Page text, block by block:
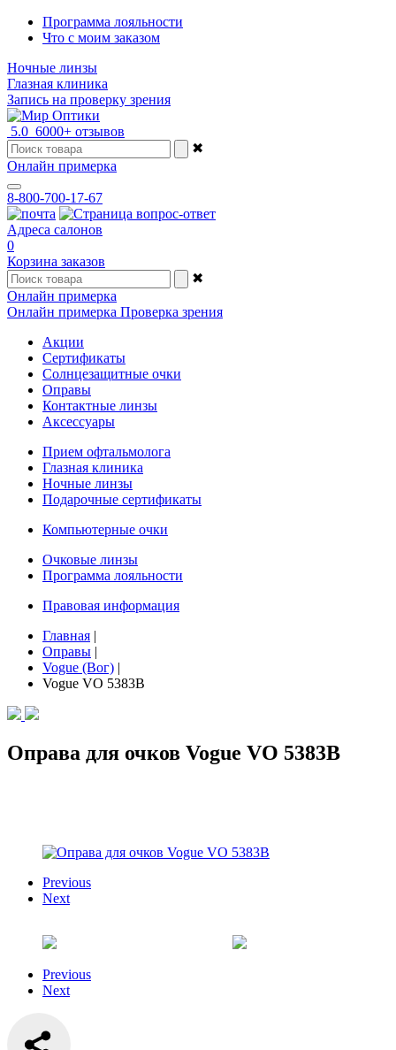
Программа лояльности
Что с моим заказом
Ночные линзы
Глазная клиника
Запись на проверку зрения
5.0 6000+ отзывов
✖
Онлайн примерка
8-800-700-17-67
Адреса салонов
0
Корзина заказов
✖
Онлайн примерка
Онлайн примерка Проверка зрения
Акции
Сертификаты
Солнцезащитные очки
Оправы
Контактные линзы
Аксессуары
Прием офтальмолога
Глазная клиника
Ночные линзы
Подарочные сертификаты
Компьютерные очки
Очковые линзы
Программа лояльности
Правовая информация
Главная |
Оправы |
Vogue (Вог) |
Vogue VO 5383B
Оправа для очков Vogue VO 5383B
Previous
Next
Previous
Next